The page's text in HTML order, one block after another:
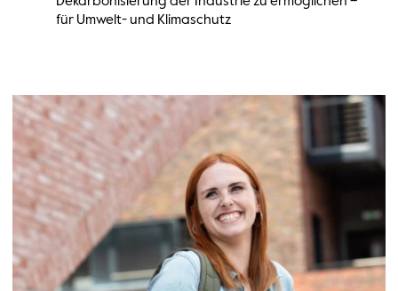
für Umwelt- und Klimaschutz